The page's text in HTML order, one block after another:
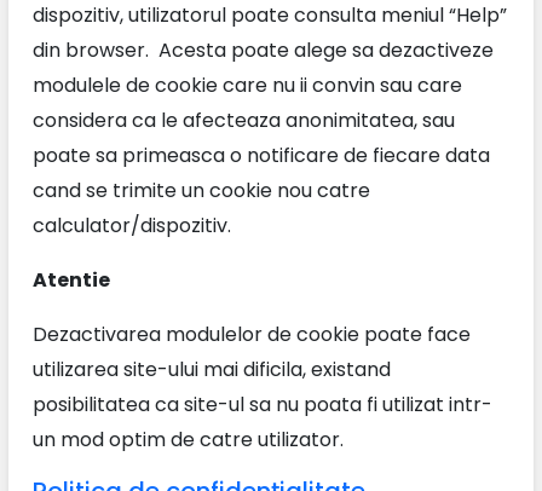
dispozitiv, utilizatorul poate consulta meniul “Help”
din browser. Acesta poate alege sa dezactiveze
modulele de cookie care nu ii convin sau care
considera ca le afecteaza anonimitatea, sau
poate sa primeasca o notificare de fiecare data
cand se trimite un cookie nou catre
calculator/dispozitiv.
Atentie
Dezactivarea modulelor de cookie poate face
utilizarea site-ului mai dificila, existand
posibilitatea ca site-ul sa nu poata fi utilizat intr-
un mod optim de catre utilizator.